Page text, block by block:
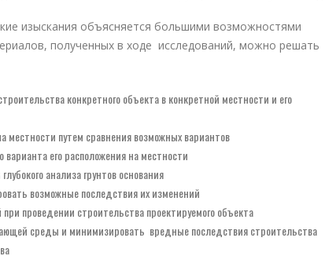
изыскания объясняется большими возможностями
полученных в ходе исследований, можно решать
конкретного объекта в конкретной местности и его
путем сравнения возможных вариантов
его расположения на местности
анализа грунтов основания
возможные последствия их изменений
проведении строительства проектируемого объекта
среды и минимизировать вредные последствия строительства